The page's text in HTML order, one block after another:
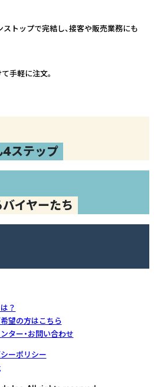
トップで完結し、接客や販売業務にも
手軽に注文。
ステップ
イヤーたち
？
望の方はこちら
ター・お問い合わせ
ーポリシー